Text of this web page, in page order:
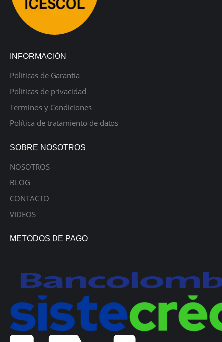
INFORMACIÓN
Políticas de Garantía
Políticas de privacidad
Terminos y Condiciones
Política de tratamiento de datos
SOBRE NOSOTROS
NOSOTROS
BLOG
CONTACTO
VIDEOS
METODOS DE PAGO